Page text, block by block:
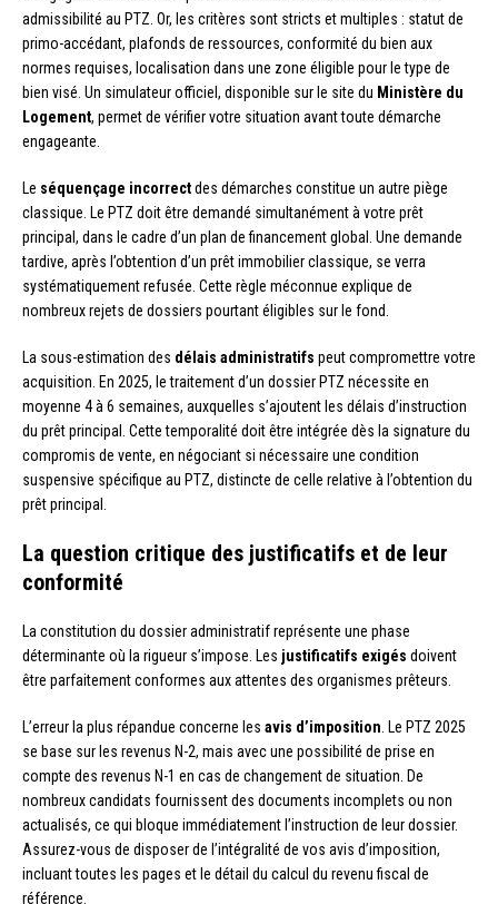
admissibilité au PTZ. Or, les critères sont stricts et multiples : statut de
primo-accédant, plafonds de ressources, conformité du bien aux
normes requises, localisation dans une zone éligible pour le type de
bien visé. Un simulateur officiel, disponible sur le site du Ministère du
Logement, permet de vérifier votre situation avant toute démarche
engageante.
Le séquençage incorrectdes démarches constitue un autre piège
classique. Le PTZ doit être demandé simultanément à votre prêt
principal, dans le cadre d’un plan de financement global. Une demande
tardive, après l’obtention d’un prêt immobilier classique, se verra
systématiquement refusée. Cette règle méconnue explique de
nombreux rejets de dossiers pourtant éligibles sur le fond.
La sous-estimation des délais administratifs peut compromettre votre
acquisition. En 2025, le traitement d’un dossier PTZ nécessite en
moyenne 4 à 6 semaines, auxquelles s’ajoutent les délais d’instruction
du prêt principal. Cette temporalité doit être intégrée dès la signature du
compromis de vente, en négociant si nécessaire une condition
suspensive spécifique au PTZ, distincte de celle relative à l’obtention du
prêt principal.
La question critique des justificatifs et de leur
conformité
La constitution du dossier administratif représente une phase
déterminante où la rigueur s’impose. Les justificatifs exigés doivent
être parfaitement conformes aux attentes des organismes prêteurs.
L’erreur la plus répandue concerne les avis d’imposition . Le PTZ 2025
se base sur les revenus N-2, mais avec une possibilité de prise en
compte des revenus N-1 en cas de changement de situation. De
nombreux candidats fournissent des documents incomplets ou non
actualisés, ce qui bloque immédiatement l’instruction de leur dossier.
Assurez-vous de disposer de l’intégralité de vos avis d’imposition,
incluant toutes les pages et le détail du calcul du revenu fiscal de
référence.